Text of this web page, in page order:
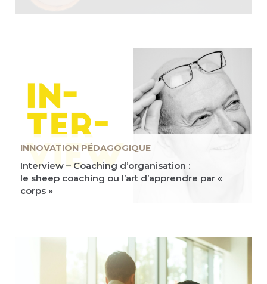
INNOVATION PÉDAGOGIQUE
Interview – Coaching d’organisation :
le sheep coaching ou l’art d’apprendre par «
corps »